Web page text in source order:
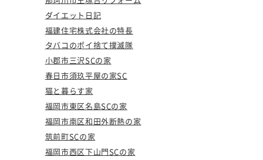
ダイエット日記
福建住宅株式会社の特長
タバコのポイ捨て撲滅隊
小郡市三沢SCの家
春日市須玖平屋の家SC
猫と暮らす家
福岡市東区名島SCの家
福岡市南区和田外断熱の家
筑前町SCの家
福岡市西区下山門SCの家